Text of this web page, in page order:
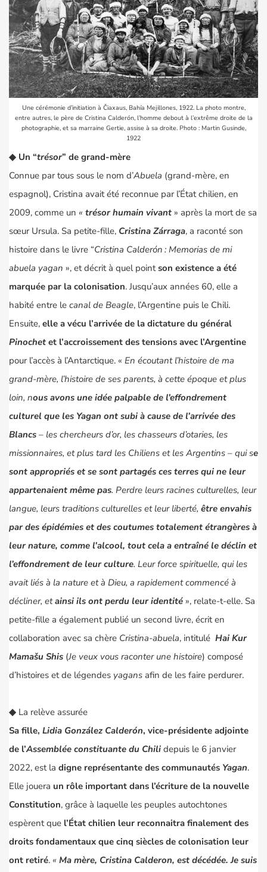
Une cérémonie d’initiation à Čiaxaus, Bahía Mejillones, 1922. La photo montre,
entre autres, le père de Cristina Calderón, l’homme debout à l’extrême droite de la
photographie, et sa marraine Gertie, assise à sa droite. Photo : Martin Gusinde,
1922
◆ Un “trésor” de grand-mère
Connue par tous sous le nom d’Abuela (grand-mère, en
espagnol), Cristina avait été reconnue par l’État chilien, en
2009, comme un « trésor humain vivant » après la mort de sa
sœur Ursula. Sa petite-fille, Cristina Zárraga, a raconté son
histoire dans le livre “Cristina Calderón : Memorias de mi
abuela yagan », et décrit à quel pointson existence a été
marquée par la colonisation. Jusqu’aux années 60, elle a
habité entre le canal de Beagle, l’Argentine puis le Chili.
Ensuite, elle a vécu l’arrivée de la dictature du général
Pinochet et l’accroissement des tensions avec l’Argentine
pour l’accès à l’Antarctique. « En écoutant l’histoire de ma
grand-mère, l’histoire de ses parents, à cette époque et plus
loin, nous avons une idée palpable de l’effondrement
culturel que les Yagan ont subi à cause de l’arrivée des
Blancs – les chercheurs d’or, les chasseurs d’otaries, les
missionnaires, et plus tard les Chiliens et les Argentins – qui se
sont appropriés et se sont partagés ces terres qui ne leur
appartenaient même pas. Perdre leurs racines culturelles, leur
langue, leurs traditions culturelles et leur liberté, être envahis
par des épidémies et des coutumes totalement étrangères à
leur nature, comme l’alcool, tout cela a entraîné le déclin et
l’effondrement de leur culture. Leur force spirituelle, qui les
avait liés à la nature et à Dieu, a rapidement commencé à
décliner, etainsi ils ont perdu leur identité », relate-t-elle. Sa
petite-fille a également publié un second livre, écrit en
collaboration avec sa chère Cristina-abuela, intitulé Hai Kur
Mamašu Shis (Je veux vous raconter une histoire) composé
d’histoires et de légendes yagans afin de les faire perdurer.
◆ La relève assurée
Sa fille, Lidia González Calderón, vice-présidente adjointe
de l’Assemblée constituante du Chili depuis le 6 janvier
2022, est la digne représentante des communautés Yagan.
Elle jouera un rôle important dans l’écriture de la nouvelle
Constitution, grâce à laquelle les peuples autochtones
espèrent que l’État chilien leur reconnaitra finalement des
droits fondamentaux que cinq siècles de colonisation leur
ont retiré. « Ma mère, Cristina Calderon, est décédée. Je suis